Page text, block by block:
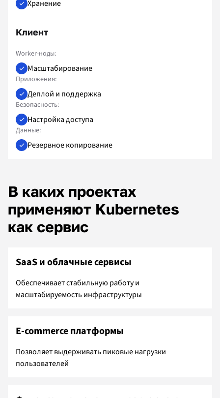
Хранение
Клиент
Worker-ноды:
Масштабирование
Приложения:
Деплой и поддержка
Безопасность:
Настройка доступа
Данные:
Резервное копирование
В каких проектах
применяют Kubernetes
как сервис
SaaS и облачные сервисы
Обеспечивает стабильную работу и
масштабируемость инфраструктуры
E-commerce платформы
Позволяет выдерживать пиковые нагрузки
пользователей